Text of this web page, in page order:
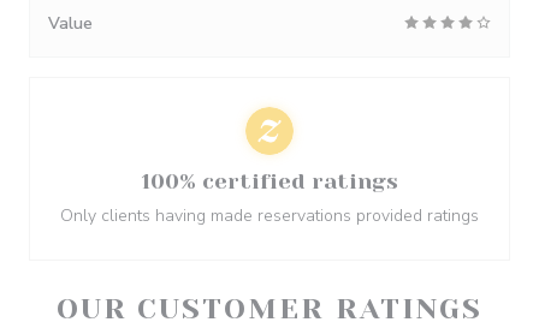
OUR CUSTOMER RATINGS
Value
100% certified ratings
Only clients having made reservations provided ratings